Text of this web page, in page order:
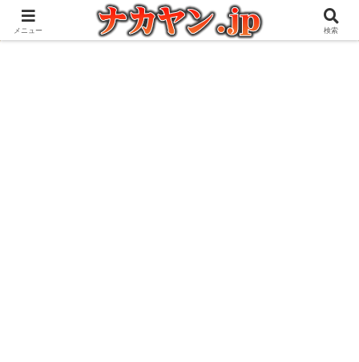
アウトドアとガジェット好きな管理人の愉快な日々を綴るブログ
メニュー 検索